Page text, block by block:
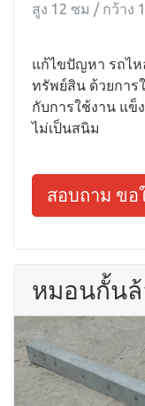
สูง 12 ซม / กว้าง
แก้ไขปัญหา รถไห
ทรัพย์สิน ด้วยการ
กับการใช้งาน แข็
ไม่เป็นสนิม
สอบถาม ขอ
หมอนกั้นล้